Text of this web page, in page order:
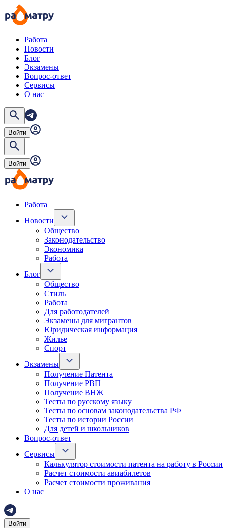
Работа
Новости
Блог
Экзамены
Вопрос-ответ
Сервисы
О нас
Войти
Войти
Работа
Новости
Общество
Законодательство
Экономика
Работа
Блог
Общество
Стиль
Работа
Для работодателей
Экзамены для мигрантов
Юридическая информация
Жилье
Спорт
Экзамены
Получение Патента
Получение РВП
Получение ВНЖ
Тесты по русскому языку
Тесты по основам законодательства РФ
Тесты по истории России
Для детей и школьников
Вопрос-ответ
Сервисы
Калькулятор стоимости патента на работу в России
Расчет стоимости авиабилетов
Расчет стоимости проживания
О нас
Войти